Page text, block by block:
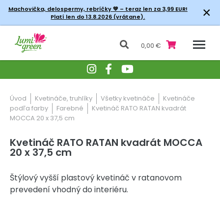
Machovička, delospermy, rebríčky💚 – teraz len za 3,99 EUR!
Platí len do 13.8.2026 (vrátane).
×
0,00 €
Úvod Kvetináče, truhlíky Všetky kvetináče
Kvetináče
podľa farby
Farebné
Kvetináč RATO RATAN kvadrát
MOCCA 20 x 37,5 cm
Kvetináč RATO RATAN kvadrát MOCCA
20 x 37,5 cm
Štýlový vyšší plastový kvetináč v ratanovom
prevedení vhodný do interiéru.